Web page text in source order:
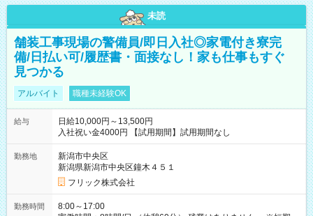
未読
舗装工事現場の警備員/即日入社◎家電付き寮完
備/日払い可/履歴書・面接なし！家も仕事もすぐ
見つかる
アルバイト 職種未経験OK
給与
日給10,000円～13,500円
入社祝い金4000円 【試用期間】試用期間なし
勤務地
新潟市中央区
新潟県新潟市中央区鐘木４５１
フリック株式会社
勤務時間
8:00～17:00